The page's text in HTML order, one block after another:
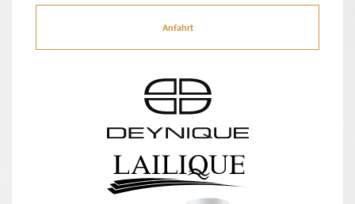
Anfahrt